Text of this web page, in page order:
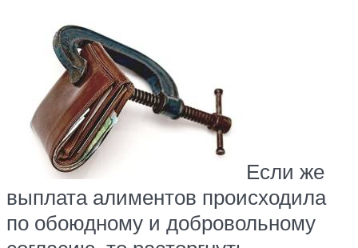
Если же
выплата алиментов происходила
по обоюдному и добровольному